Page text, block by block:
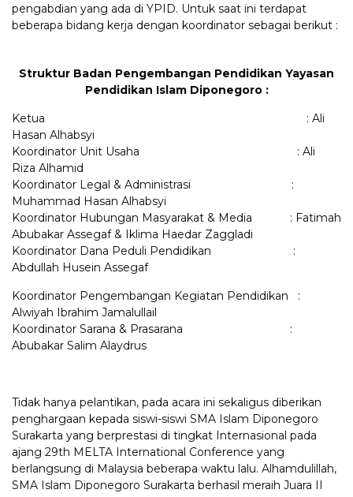
pengabdian yang ada di YPID. Untuk saat ini terdapat
beberapa bidang kerja dengan koordinator sebagai berikut :
Struktur Badan Pengembangan Pendidikan Yayasan
Pendidikan Islam Diponegoro :
Ketua : Ali
Hasan Alhabsyi
Koordinator Unit Usaha : Ali
Riza Alhamid
Koordinator Legal & Administrasi :
Muhammad Hasan Alhabsyi
Koordinator Hubungan Masyarakat & Media : Fatimah
Abubakar Assegaf & Iklima Haedar Zaggladi
Koordinator Dana Peduli Pendidikan :
Abdullah Husein Assegaf
Koordinator Pengembangan Kegiatan Pendidikan :
Alwiyah Ibrahim Jamalullail
Koordinator Sarana & Prasarana :
Abubakar Salim Alaydrus
Tidak hanya pelantikan, pada acara ini sekaligus diberikan
penghargaan kepada siswi-siswi SMA Islam Diponegoro
Surakarta yang berprestasi di tingkat Internasional pada
ajang 29th MELTA International Conference yang
berlangsung di Malaysia beberapa waktu lalu. Alhamdulillah,
SMA Islam Diponegoro Surakarta berhasil meraih Juara II